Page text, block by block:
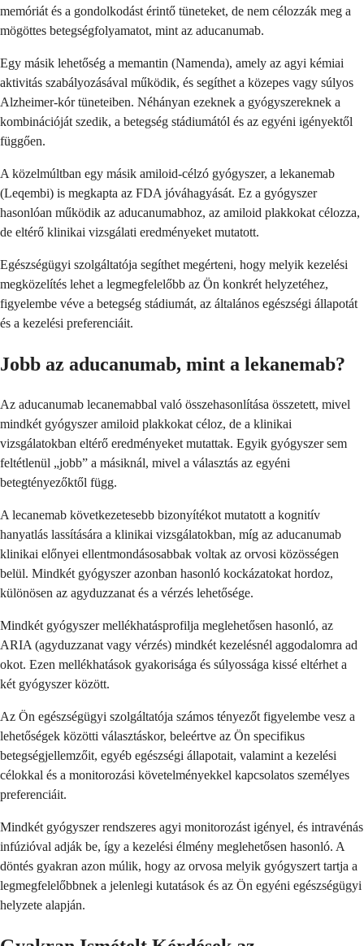
memóriát és a gondolkodást érintő tüneteket, de nem célozzák meg a
mögöttes betegségfolyamatot, mint az aducanumab.
Egy másik lehetőség a memantin (Namenda), amely az agyi kémiai
aktivitás szabályozásával működik, és segíthet a közepes vagy súlyos
Alzheimer-kór tüneteiben. Néhányan ezeknek a gyógyszereknek a
kombinációját szedik, a betegség stádiumától és az egyéni igényektől
függően.
A közelmúltban egy másik amiloid-célzó gyógyszer, a lekanemab
(Leqembi) is megkapta az FDA jóváhagyását. Ez a gyógyszer
hasonlóan működik az aducanumabhoz, az amiloid plakkokat célozza,
de eltérő klinikai vizsgálati eredményeket mutatott.
Egészségügyi szolgáltatója segíthet megérteni, hogy melyik kezelési
megközelítés lehet a legmegfelelőbb az Ön konkrét helyzetéhez,
figyelembe véve a betegség stádiumát, az általános egészségi állapotát
és a kezelési preferenciáit.
Jobb az aducanumab, mint a lekanemab?
Az aducanumab lecanemabbal való összehasonlítása összetett, mivel
mindkét gyógyszer amiloid plakkokat céloz, de a klinikai
vizsgálatokban eltérő eredményeket mutattak. Egyik gyógyszer sem
feltétlenül „jobb” a másiknál, mivel a választás az egyéni
betegtényezőktől függ.
A lecanemab következetesebb bizonyítékot mutatott a kognitív
hanyatlás lassítására a klinikai vizsgálatokban, míg az aducanumab
klinikai előnyei ellentmondásosabbak voltak az orvosi közösségen
belül. Mindkét gyógyszer azonban hasonló kockázatokat hordoz,
különösen az agyduzzanat és a vérzés lehetősége.
Mindkét gyógyszer mellékhatásprofilja meglehetősen hasonló, az
ARIA (agyduzzanat vagy vérzés) mindkét kezelésnél aggodalomra ad
okot. Ezen mellékhatások gyakorisága és súlyossága kissé eltérhet a
két gyógyszer között.
Az Ön egészségügyi szolgáltatója számos tényezőt figyelembe vesz a
lehetőségek közötti választáskor, beleértve az Ön specifikus
betegségjellemzőit, egyéb egészségi állapotait, valamint a kezelési
célokkal és a monitorozási követelményekkel kapcsolatos személyes
preferenciáit.
Mindkét gyógyszer rendszeres agyi monitorozást igényel, és intravénás
infúzióval adják be, így a kezelési élmény meglehetősen hasonló. A
döntés gyakran azon múlik, hogy az orvosa melyik gyógyszert tartja a
legmegfelelőbbnek a jelenlegi kutatások és az Ön egyéni egészségügyi
helyzete alapján.